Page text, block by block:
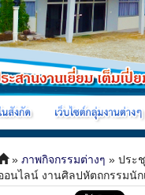
» ภาพกิจกรรมต่างๆ » ประ
อนไลน์ งานศิลปหัตถกรรมนัก